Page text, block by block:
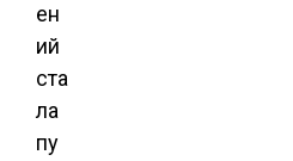
ен
ий
ста
ла
пу